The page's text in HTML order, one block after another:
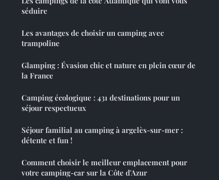
séduire
Les avantages de choisir un camping avec
trampoline
Glamping : Évasion chic et nature en plein cœur de
la France
Camping écologique : 431 destinations pour un
séjour respectueux
Séjour familial au camping à argelès-sur-mer :
détente et fun !
Comment choisir le meilleur emplacement pour
votre camping-car sur la Côte d'Azur